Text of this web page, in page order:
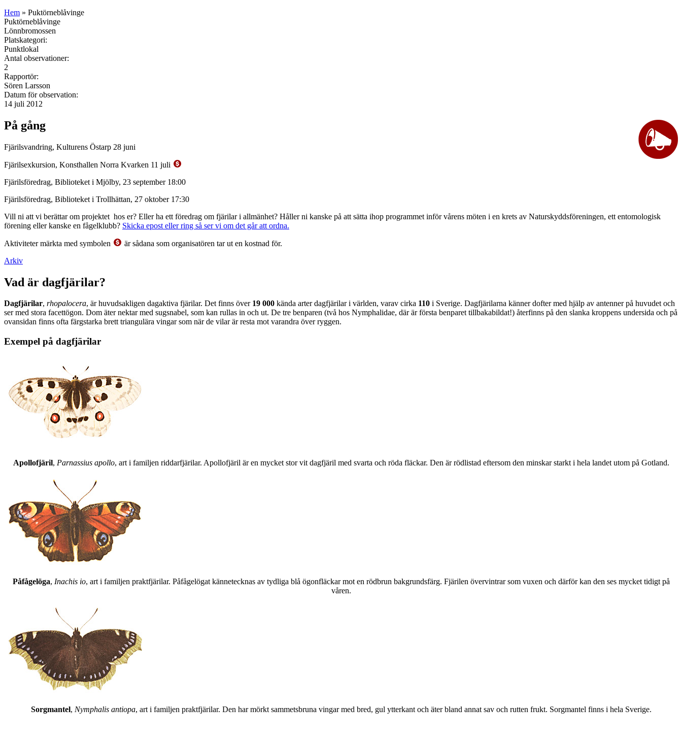
Hem » Puktörneblåvinge
Puktörneblåvinge
Lönnbromossen
Platskategori:
Punktlokal
Antal observationer:
2
Rapportör:
Sören Larsson
Datum för observation:
14 juli 2012
På gång
Fjärilsvandring, Kulturens Östarp 28 juni
Fjärilsexkursion, Konsthallen Norra Kvarken 11 juli
Fjärilsföredrag, Biblioteket i Mjölby, 23 september 18:00
Fjärilsföredrag, Biblioteket i Trollhättan, 27 oktober 17:30
Vill ni att vi berättar om projektet hos er? Eller ha ett föredrag om fjärilar i allmänhet? Håller ni kanske på att sätta ihop programmet inför vårens möten i en krets av Naturskyddsföreningen, ett entomologisk
förening eller kanske en fågelklubb? Skicka epost eller ring så ser vi om det går att ordna.
Aktiviteter märkta med symbolen
är sådana som organisatören tar ut en kostnad för.
Arkiv
Vad är dagfjärilar?
Dagfjärilar, rhopalocera, är huvudsakligen dagaktiva fjärilar. Det finns över 19 000 kända arter dagfjärilar i världen, varav cirka 110 i Sverige. Dagfjärilarna känner dofter med hjälp av antenner på huvudet och
ser med stora facettögon. Dom äter nektar med sugsnabel, som kan rullas in och ut. De tre benparen (två hos Nymphalidae, där är första benparet tillbakabildat!) återfinns på den slanka kroppens undersida och på
ovansidan finns ofta färgstarka brett triangulära vingar som när de vilar är resta mot varandra över ryggen.
Exempel på dagfjärilar
Apollofjäril, Parnassius apollo, art i familjen riddarfjärilar. Apollofjäril är en mycket stor vit dagfjäril med svarta och röda fläckar. Den är rödlistad eftersom den minskar starkt i hela landet utom på Gotland.
Påfågelöga, Inachis io, art i familjen praktfjärilar. Påfågelögat kännetecknas av tydliga blå ögonfläckar mot en rödbrun bakgrundsfärg. Fjärilen övervintrar som vuxen och därför kan den ses mycket tidigt på
våren.
Sorgmantel, Nymphalis antiopa, art i familjen praktfjärilar. Den har mörkt sammetsbruna vingar med bred, gul ytterkant och äter bland annat sav och rutten frukt. Sorgmantel finns i hela Sverige.